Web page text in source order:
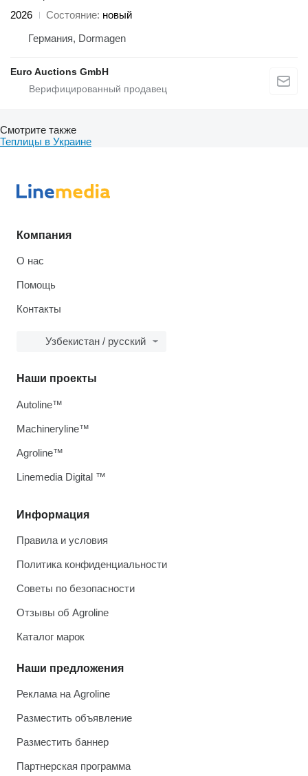
2026
Состояние новый
Германия, Dormagen
Euro Auctions GmbH
Смотрите также
Теплицы в Украине
Компания
О нас
Помощь
Контакты
Узбекистан / русский
Информация
Правила и условия
Политика конфиденциальности
Советы по безопасности
Отзывы об Agroline
Каталог марок
Наши предложения
Реклама на Agroline
Разместить объявление
Разместить баннер
Партнерская программа
Наши проекты
Autoline™
Machineryline™
Agroline™
Linemedia Digital ™